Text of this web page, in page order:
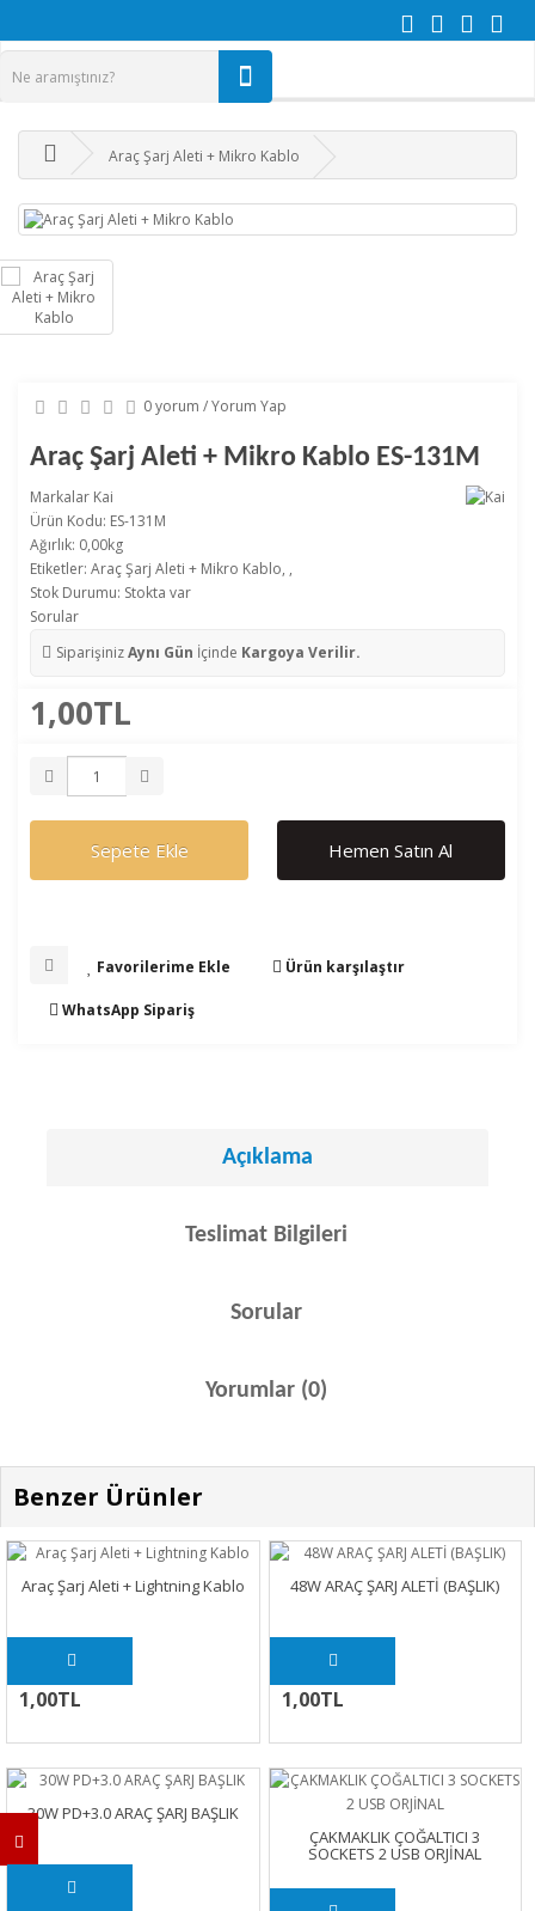
Araç Şarj Aleti + Mikro Kablo
0 yorum /Yorum Yap
Araç Şarj Aleti + Mikro Kablo ES-131M
Markalar Kai
Ürün Kodu: ES-131M
Ağırlık: 0,00kg
Etiketler: Araç Şarj Aleti + Mikro Kablo, ,
Stok Durumu: Stokta var
Sorular
SiparişinizAynı Gün İçinde Kargoya Verilir.
1,00TL
Sepete Ekle Hemen Satın Al
Favorilerime Ekle Ürün karşılaştır
WhatsApp Sipariş
Açıklama
Teslimat Bilgileri
Sorular
Yorumlar (0)
Benzer Ürünler
Araç Şarj Aleti + Lightning Kablo
1,00TL
48W ARAÇ ŞARJ ALETİ (BAŞLIK)
1,00TL
30W PD+3.0 ARAÇ ŞARJ BAŞLIK
ÇAKMAKLIK ÇOĞALTICI 3
SOCKETS 2 USB ORJİNAL